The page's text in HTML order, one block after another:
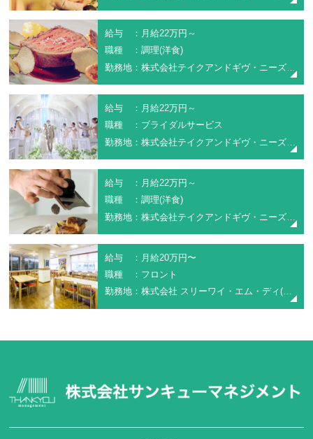
給与 ：月給22万円～
職種 ：調理(洋食)
勤務地：株式会社テイクアンドギヴ・ニーズ(NEEDS広島 by T&G WEDDING)
給与 ：月給22万円～
職種 ：ブライダルサービス
勤務地：株式会社テイクアンドギヴ・ニーズ(アーククラブ迎賓館福山)
給与 ：月給22万円～
職種 ：調理(洋食)
勤務地：株式会社テイクアンドギヴ・ニーズ(アーククラブ迎賓館福山)
給与 ：月給20万円〜
職種 ：フロント
勤務地：株式会社 スリーワイ・エム・ディ(福山ターミナルホテル)